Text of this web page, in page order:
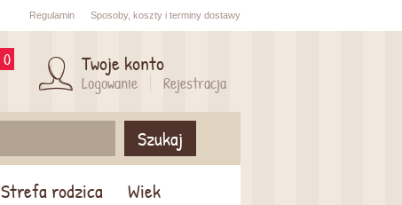
Regulamin Sposoby, koszty i terminy dostawy
0 Twoje konto
Logowanie Rejestracja
Szukaj
Strefa rodzica Wiek